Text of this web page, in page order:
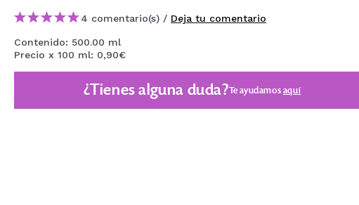
MAQUIFARMA
KOREA ZONE
TRAVEL SIZE
4 comentario(s) / Deja tu comentario
Contenido: 500.00 ml
Precio x 100 ml: 0,90€
¿Tienes alguna duda?Te ayudamosaquí